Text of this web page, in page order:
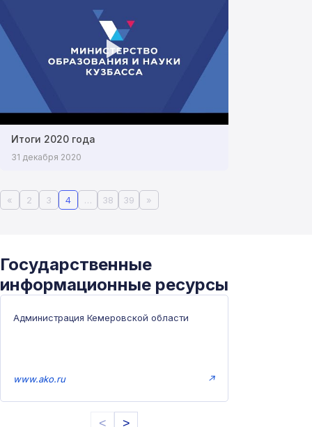
Итоги 2020 года
31 декабря 2020
« 2 3 4 … 38 39 »
Государственные
информационные ресурсы
Администрация Кемеровской области
www.ako.ru ↗
< >